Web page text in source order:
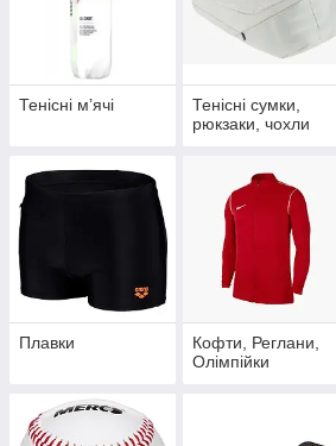
Тенісні мʼячі
Тенісні сумки,
рюкзаки, чохли
Плавки
Кофти, Реглани,
Олімпійки